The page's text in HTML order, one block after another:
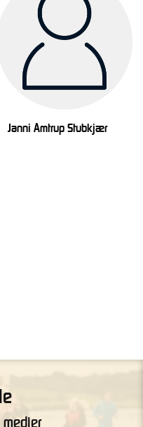
Janni Amtrup Stubkjær